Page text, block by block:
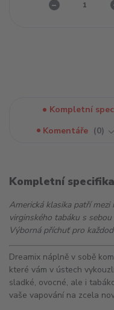
Kompletní
Komentáře
0
Kompletní
Americká klasika patří
virginského tabáku s
Výborná příchuť pro
Dreamix náplně v sobě
které vám v ústech
sladké, ovocné, ale i
vaše vapování na zcela